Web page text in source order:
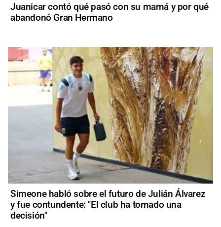
Juanicar contó qué pasó con su mamá y por qué
abandonó Gran Hermano
Simeone habló sobre el futuro de Julián Álvarez
y fue contundente: "El club ha tomado una
decisión"